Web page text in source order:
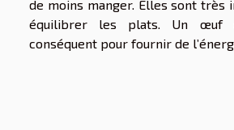
de moins manger. Elles sont très
équilibrer les plats. Un œuf
conséquent pour fournir de